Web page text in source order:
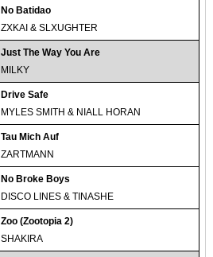
No Batidao
ZXKAI & SLXUGHTER
Just The Way You Are
MILKY
Drive Safe
MYLES SMITH & NIALL HORAN
Tau Mich Auf
ZARTMANN
No Broke Boys
DISCO LINES & TINASHE
Zoo (Zootopia 2)
SHAKIRA